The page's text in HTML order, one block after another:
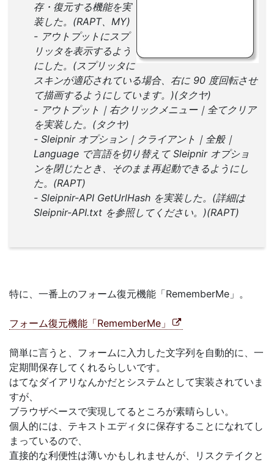
存・復元する機能を実
装した。(RAPT、MY)
- アウトプットにスプ
リッタを表示するよう
にした。(スプリッタに
スキンが適応されている場合、右に 90 度回転させ
て描画するようにしています。)(タクヤ)
- アウトプット｜右クリックメニュー｜全てクリア
を実装した。(タクヤ)
- Sleipnir オプション｜クライアント｜全般｜
Language で言語を切り替えて Sleipnir オプショ
ンを閉じたとき、そのまま再起動できるようにし
た。(RAPT)
- Sleipnir-API GetUrlHash を実装した。(詳細は
Sleipnir-API.txt を参照してください。)(RAPT)
特に、一番上のフォーム復元機能「RememberMe」。
フォーム復元機能「RememberMe」
簡単に言うと、フォームに入力した文字列を自動的に、一
定期間保存してくれるらしいです。
はてなダイアリなんかだとシステムとして実装されていま
すが、
ブラウザベースで実現してるところが素晴らしい。
個人的には、テキストエディタに保存することになれてし
まっているので、
直接的な利便性は薄いかもしれませんが、リスクテイクと